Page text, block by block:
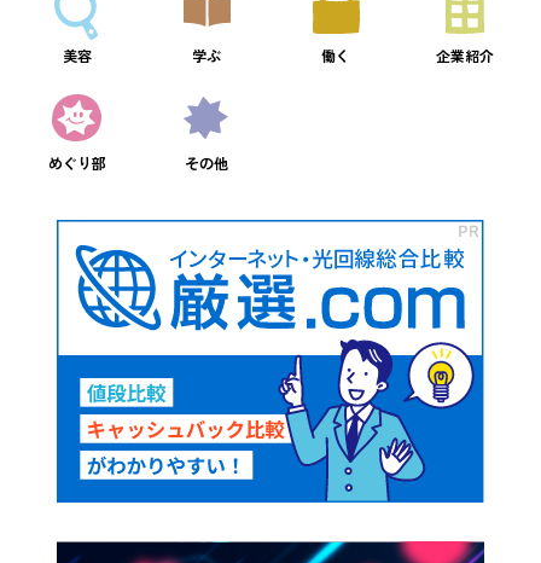
美容 学ぶ 働く 企業紹介
めぐり部 その他